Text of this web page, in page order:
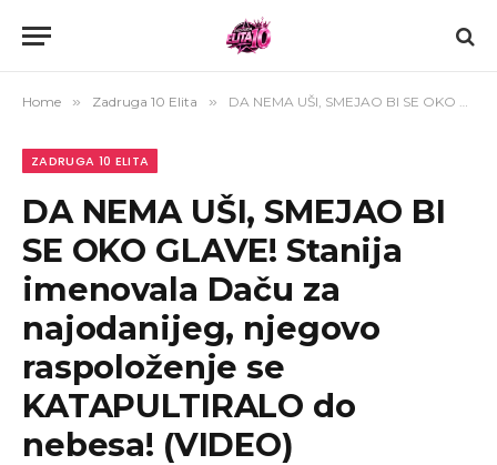
Home » Zadruga 10 Elita » DA NEMA UŠI, SMEJAO BI SE OKO GLAVE! Stanija imenovala Daču za najodanijeg, njegovo raspoloženje se KATAPULTIRALO do nebesa! (VIDEO)
ZADRUGA 10 ELITA
DA NEMA UŠI, SMEJAO BI
SE OKO GLAVE! Stanija
imenovala Daču za
najodanijeg, njegovo
raspoloženje se
KATAPULTIRALO do
nebesa! (VIDEO)